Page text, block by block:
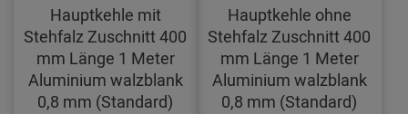
Hauptkehle mit
Stehfalz Zuschnitt 400
mm Länge 1 Meter
Aluminium walzblank
0,8 mm (Standard)
Hauptkehle ohne
Stehfalz Zuschnitt 400
mm Länge 1 Meter
Aluminium walzblank
0,8 mm (Standard)